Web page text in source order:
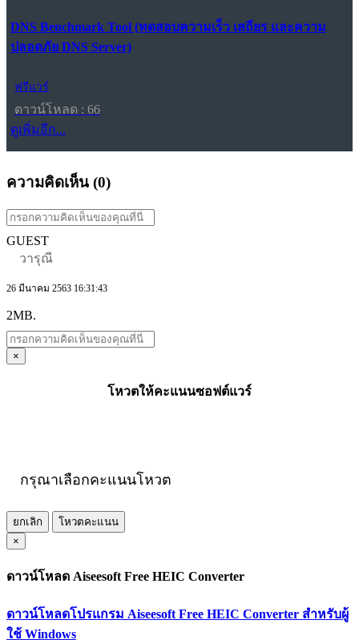
DNS Benchmark Tool (ทดสอบความเร็ว เสถียร และความ
ปลอดภัย DNS Server)
ฟรีแวร์
ดาวน์โหลด : 66
ดูเพิ่มอีก...
ความคิดเห็น (0)
GUEST
วารุณี
26 มีนาคม 2563 16:31:43
2MB.
×
โหวตให้คะแนนซอฟต์แวร์
กรุณาเลือกคะแนนโหวต
ยกเลิก
โหวตคะแนน
×
ดาวน์โหลด Aiseesoft Free HEIC Converter
ดาวน์โหลดโปรแกรม Aiseesoft Free HEIC Converter สำหรับผู้
ใช้ Windows